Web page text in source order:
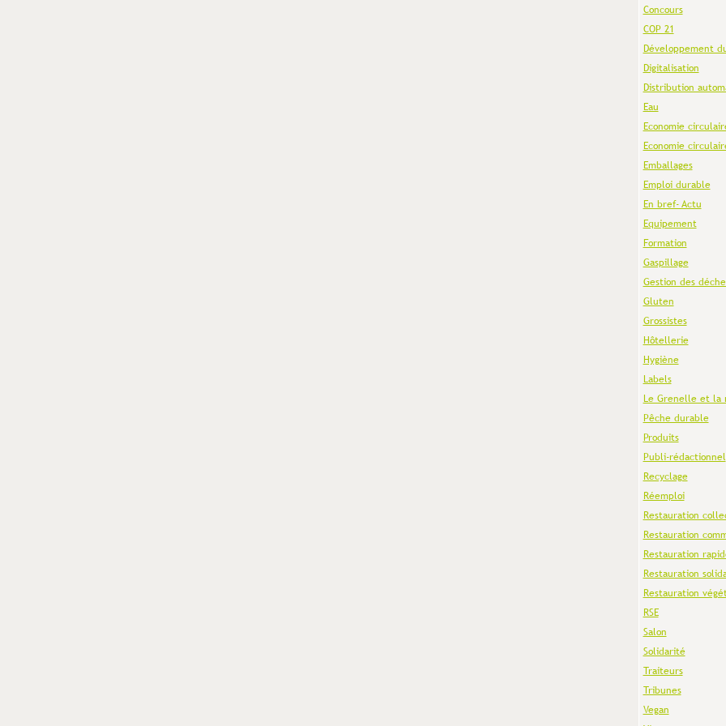
Concours
COP 21
Développement
Digitalisation
Distribution
Eau
Economie
Economie
Emballages
Emploi durable
En bref- Actu
Equipement
Formation
Gaspillage
Gestion des
Gluten
Grossistes
Hôtellerie
Hygiène
Labels
Le Grenelle et la
Pêche durable
Produits
Publi-rédactionnel
Recyclage
Réemploi
Restauration
Restauration
Restauration
Restauration
Restauration
RSE
Salon
Solidarité
Traiteurs
Tribunes
Vegan